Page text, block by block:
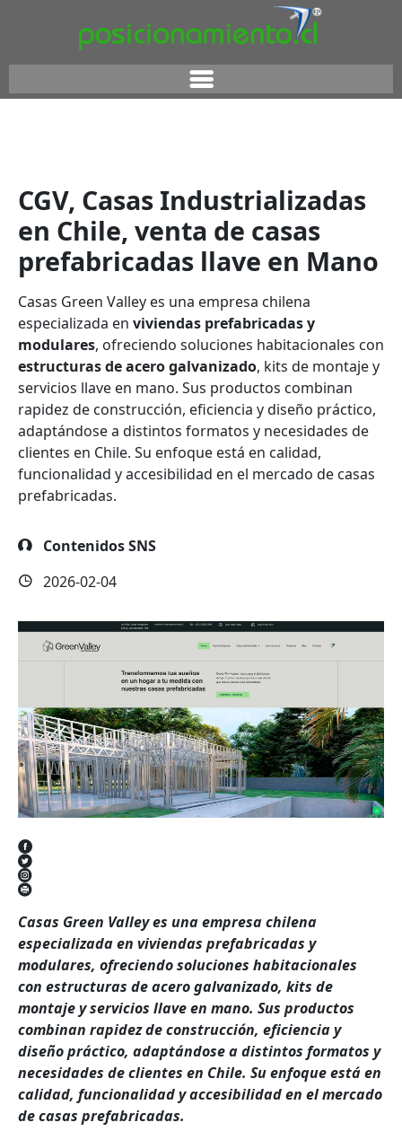
CGV, Casas Industrializadas
en Chile, venta de casas
prefabricadas llave en Mano
Casas Green Valley es una empresa chilena
especializada en viviendas prefabricadas y
modulares, ofreciendo soluciones habitacionales con
estructuras de acero galvanizado, kits de montaje y
servicios llave en mano. Sus productos combinan
rapidez de construcción, eficiencia y diseño práctico,
adaptándose a distintos formatos y necesidades de
clientes en Chile. Su enfoque está en calidad,
funcionalidad y accesibilidad en el mercado de casas
prefabricadas.
Contenidos SNS
2026-02-04
Casas Green Valley es una empresa chilena
especializada en viviendas prefabricadas y
modulares, ofreciendo soluciones habitacionales
con estructuras de acero galvanizado, kits de
montaje y servicios llave en mano. Sus productos
combinan rapidez de construcción, eficiencia y
diseño práctico, adaptándose a distintos formatos y
necesidades de clientes en Chile. Su enfoque está en
calidad, funcionalidad y accesibilidad en el mercado
de casas prefabricadas.